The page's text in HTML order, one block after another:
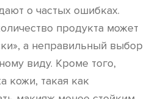
о частых ошибках.
продукта может
а неправильный выбор
виду. Кроме того,
кожи, такая как